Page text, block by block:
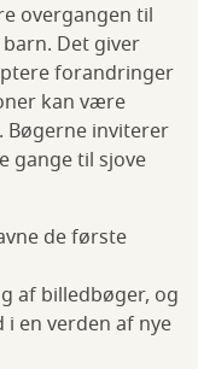
overgangen til
Det giver
forandringer
kan være
inviterer
gange til sjove
de første
af billedbøger, og
en verden af nye